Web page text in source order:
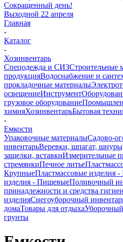
Сокращенный день!
Выходной 22 апреля
Главная
-
Каталог
-
Хозинвентарь
Спецодежда и СИЗСтроительные
продукцияВодоснабжение и
прокладочные материалы
освещениеИнструмент
грузовое оборудование
химияХозинвентарьБытовая
-
Емкости
Упаковочные материалыСадово-
инвентарьВеревки, шпагат,
защелки, вставкиИзмерительные
стремянкиПечное литье
КрупныеПластмассовые изделия
изделия - ПищевыеПоливочный
принадлежности и средства
изделияСнегоуборочный
домаТовары для отдыха
грунты